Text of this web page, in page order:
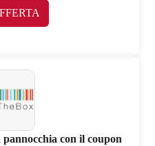
con il coupon